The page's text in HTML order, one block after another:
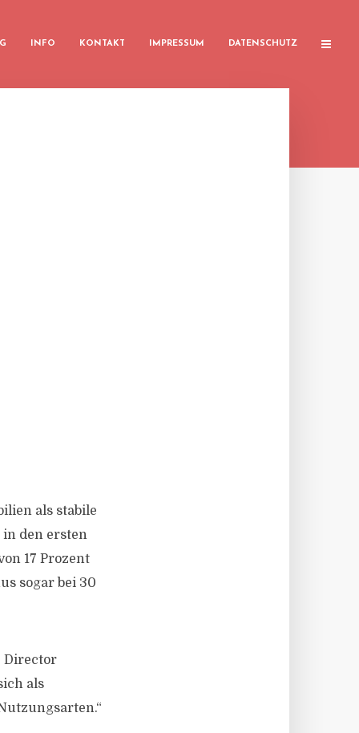
INFO KONTAKT IMPRESSUM DATENSCHUTZ
als stabile
in den ersten
17 Prozent
sogar bei 30
Director
als